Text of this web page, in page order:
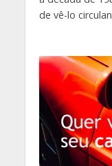
de vê-lo